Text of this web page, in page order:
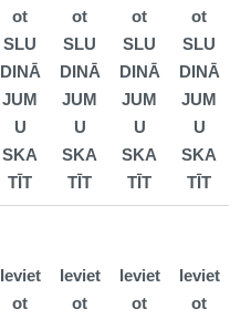
ot
SLU
DINĀ
JUM
U
SKA
TĪT
ot
SLU
DINĀ
JUM
U
SKA
TĪT
ot
SLU
DINĀ
JUM
U
SKA
TĪT
ot
SLU
DINĀ
JUM
U
SKA
TĪT
Ieviet
ot
Ieviet
ot
Ieviet
ot
Ieviet
ot